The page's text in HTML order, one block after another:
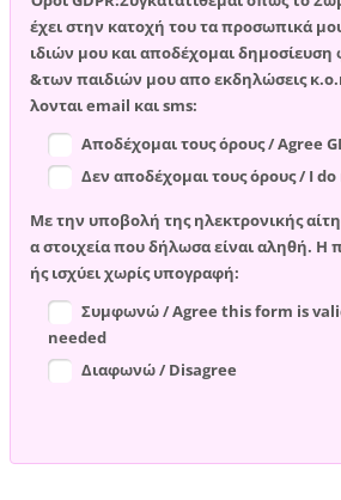
έχει στην κατοχή του τα προσωπικά
ιδιών μου και αποδέχομαι
&των παιδιών μου απο εκδηλώσεις
λονται email και sms:
Αποδέχομαι τους όρους / Agree
Δεν αποδέχομαι τους όρους / I
Με την υποβολή της ηλεκτρονικής
α στοιχεία που δήλωσα είναι αληθή. Η
ής ισχύει χωρίς υπογραφή:
Συμφωνώ / Agree this form is
needed
Διαφωνώ / Disagree